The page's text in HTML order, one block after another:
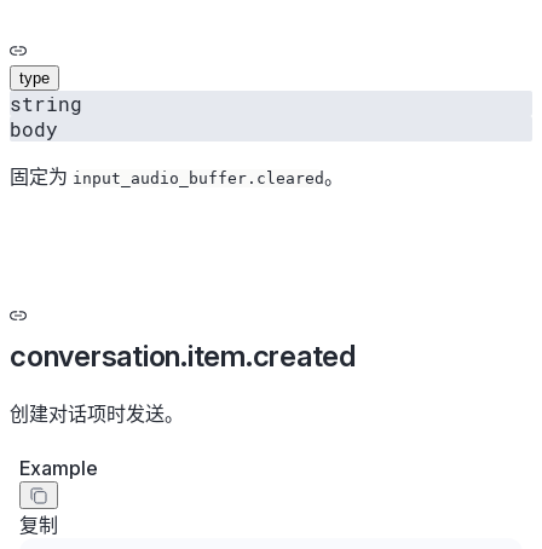
type
string
body
固定为 input_audio_buffer.cleared。
conversation.item.created
创建对话项时发送。
Example
复制